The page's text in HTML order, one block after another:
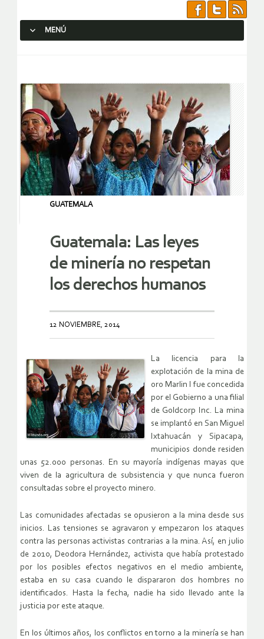
MENÚ
GUATEMALA
Guatemala: Las leyes
de minería no respetan
los derechos humanos
12 NOVIEMBRE, 2014
La licencia para la
explotación de la mina de
oro Marlin I fue concedida
por el Gobierno a una filial
de Goldcorp Inc. La mina
se implantó en San Miguel
Ixtahuacán y Sipacapa,
municipios donde residen
unas 52.000 personas. En su mayoría indígenas mayas que
viven de la agricultura de subsistencia y que nunca fueron
consultadas sobre el proyecto minero.
Las comunidades afectadas se opusieron a la mina desde sus
inicios. Las tensiones se agravaron y empezaron los ataques
contra las personas activistas contrarias a la mina. Así, en julio
de 2010, Deodora Hernández, activista que había protestado
por los posibles efectos negativos en el medio ambiente,
estaba en su casa cuando le dispararon dos hombres no
identificados. Hasta la fecha, nadie ha sido llevado ante la
justicia por este ataque.
En los últimos años, los conflictos en torno a la minería se han